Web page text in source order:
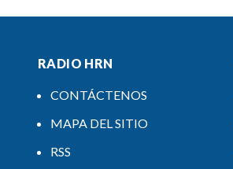
RADIO HRN
CONTÁCTENOS
MAPA DEL SITIO
RSS